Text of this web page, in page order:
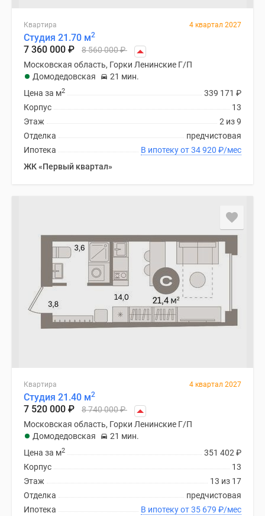
Квартира 4 квартал 2027
Студия 21.70 м2
7 360 000 ₽ 8 560 000₽
Московская область, Горки Ленинские Г/П
Домодедовская
21 мин.
339 171 ₽
Цена за м2
13
Корпус
2 из 9
Этаж
предчистовая
Отделка
В ипотеку от 34 920 ₽/мес
Ипотека
ЖК «Первый квартал»
Квартира 4 квартал 2027
Студия 21.40 м2
7 520 000 ₽ 8 740 000₽
Московская область, Горки Ленинские Г/П
Домодедовская
21 мин.
351 402 ₽
Цена за м2
13
Корпус
13 из 17
Этаж
предчистовая
Отделка
В ипотеку от 35 679 ₽/мес
Ипотека